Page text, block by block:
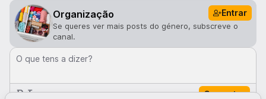
Organização Entrar
Se queres ver mais posts do género, subscreve o
canal.
O que tens a dizer?
Comentar